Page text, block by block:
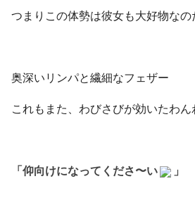
つまりこの体勢は彼女も大好物なの
奥深いリンパと繊細なフェザー
これもまた、わびさびが効いたわん
「仰向けになってくださ〜い 」